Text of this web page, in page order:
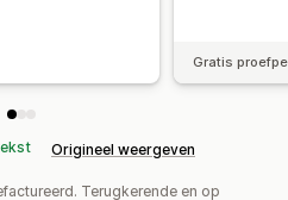
Gratis
Origineel weergeven
Terugkerende en op